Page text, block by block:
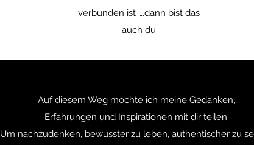
verbunden ist ….dann bist das
auch du
Auf diesem Weg möchte ich meine Gedanken,
Erfahrungen und Inspirationen mit dir teilen.
Um nachzudenken, bewusster zu leben, authentischer zu